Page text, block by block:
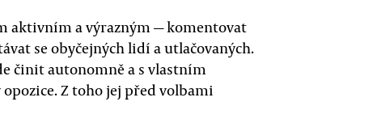
aktivním a výrazným — komentovat
se obyčejných lidí a utlačovaných.
činit autonomně a s vlastním
Z toho jej před volbami